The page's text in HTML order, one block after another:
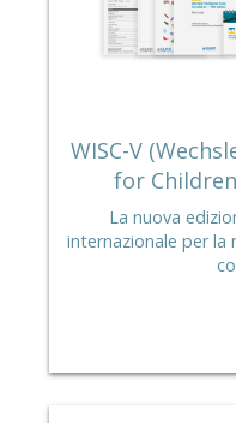
WISC-V
for
La nuova
internazionale per la